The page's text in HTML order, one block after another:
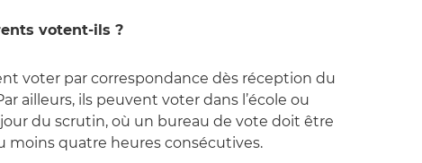
votent-ils ?
voter par correspondance dès réception du
ailleurs, ils peuvent voter dans l’école ou
jour du scrutin, où un bureau de vote doit être
moins quatre heures consécutives.